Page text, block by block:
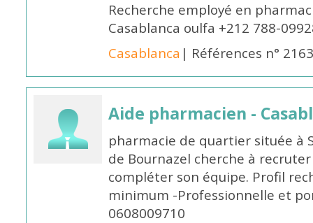
Recherche employé en
Casablanca oulfa +212 788-
Casablanca | Références n°
Aide pharmacien -
pharmacie de quartier située à
de Bournazel cherche à
compléter son équipe. Profil
minimum -Professionnelle et
0608009710